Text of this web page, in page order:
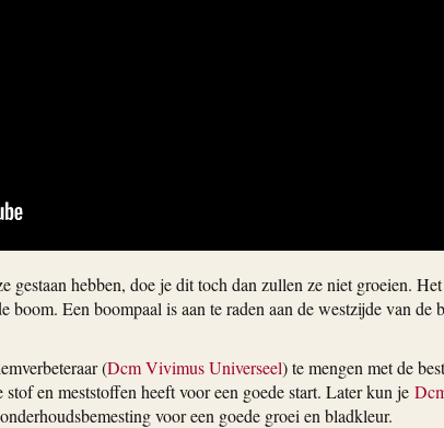
gestaan hebben, doe je dit toch dan zullen ze niet groeien.
Een boompaal is aan te raden aan de westzijde van de
(Dcm Vivimus Universeel) te mengen met de
en meststoffen heeft voor een goede start. Later kun je
voor een goede groei en bladkleur.